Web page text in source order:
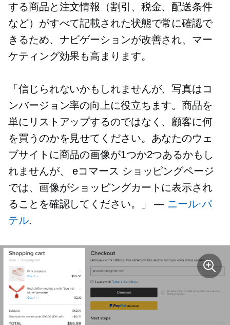
する商品と注文情報（割引、税金、配送条件
など）がすべて記載された状態で常に確認で
きるため、ナビゲーションが改善され、マー
ケティング効果も高まります。
「信じられないかもしれませんが、写真はコ
ンバージョン率の向上に役立ちます。商品を
単にリストアップするのではなく、顧客に何
を買うのかを見せてください。あなたのウェ
ブサイトに商品の画像が1つか2つあるかもし
れませんが、eコマース ショッピングページ
では、画像がショッピングカートに表示され
ることを確認してください。」 — ニール·パ
テル.